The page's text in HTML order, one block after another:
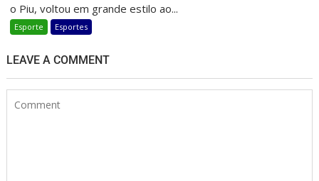
o Piu, voltou em grande estilo ao...
Esporte Esportes
LEAVE A COMMENT